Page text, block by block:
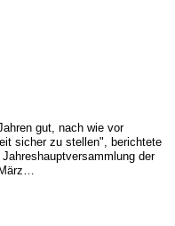
gut, nach wie vor
sicher zu stellen", berichtete
der